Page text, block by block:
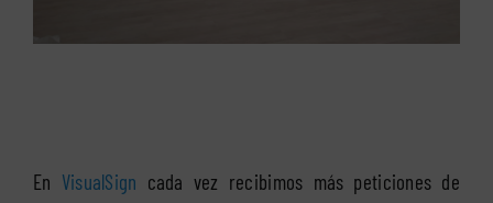
En VisualSign cada vez recibimos más peticiones de